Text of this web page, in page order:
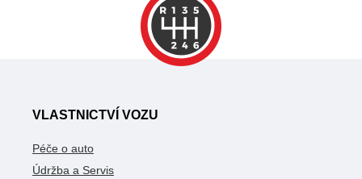
VLASTNICTVÍ VOZU
Péče o auto
Údržba a Servis